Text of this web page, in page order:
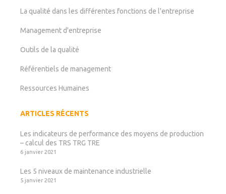
La qualité dans les différentes fonctions de l'entreprise
Management d'entreprise
Outils de la qualité
Référentiels de management
Ressources Humaines
ARTICLES RÉCENTS
Les indicateurs de performance des moyens de production
– calcul des TRS TRG TRE
6 janvier 2021
Les 5 niveaux de maintenance industrielle
5 janvier 2021